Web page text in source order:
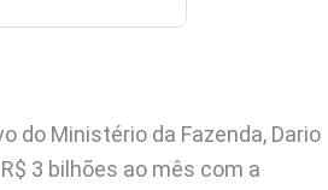
do Ministério da Fazenda, Dario
3 bilhões ao mês com a